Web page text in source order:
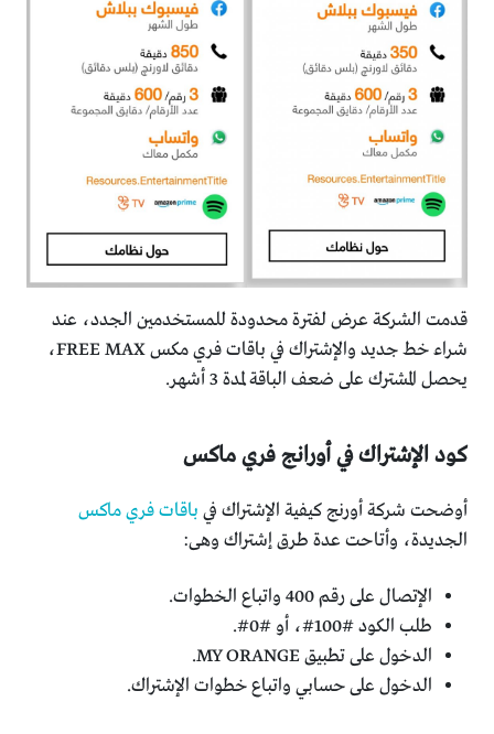
قدمت الشركة عرض لفترة محدودة للمستخدمين الجدد، عند
شراء خط جديد والإشتراك في باقات فري مكس FREE MAX،
يحصل المشترك على ضعف الباقة لمدة 3 أشهر.
كود الإشتراك في أورانج فري ماكس
أوضحت شركة أورنج كيفية الإشتراك في باقات فري ماكس
الجديدة، وأتاحت عدة طرق إشتراك وهى:
الإتصال على رقم 400 واتباع الخطوات.
طلب الكود #100#، أو #0#.
الدخول على تطبيق MY ORANGE.
الدخول على حسابي واتباع خطوات الإشتراك.